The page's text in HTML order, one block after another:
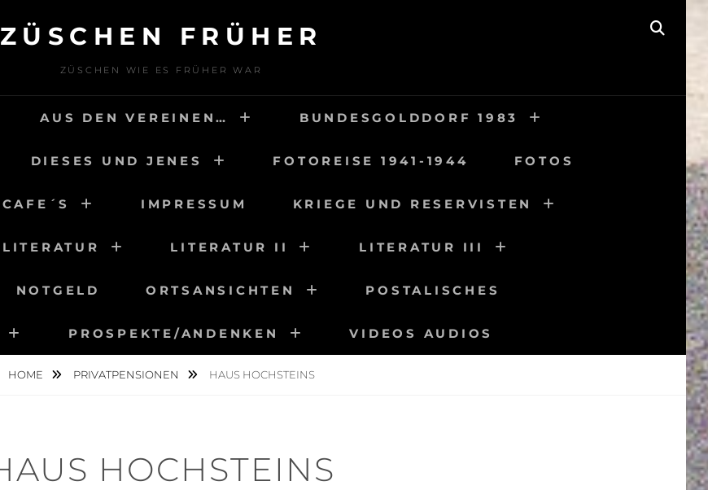
ZÜSCHEN FRÜHER
ZÜSCHEN WIE ES FRÜHER WAR
AUS DEN VEREINEN… BUNDESGOLDDORF 1983
DIESES UND JENES FOTOREISE 1941-1944 FOTOS
IMPRESSUM KRIEGE UND RESERVISTEN
LITERATUR LITERATUR II LITERATUR III
NOTGELD ORTSANSICHTEN POSTALISCHES
PROSPEKTE/ANDENKEN VIDEOS AUDIOS
HOME PRIVATPENSIONEN HAUS HOCHSTEINS
HOCHSTEINS